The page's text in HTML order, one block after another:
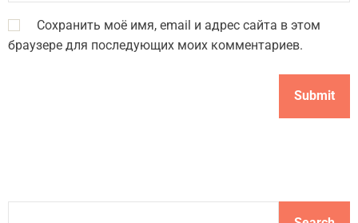
Сохранить моё имя, email и адрес сайта в этом
браузере для последующих моих комментариев.